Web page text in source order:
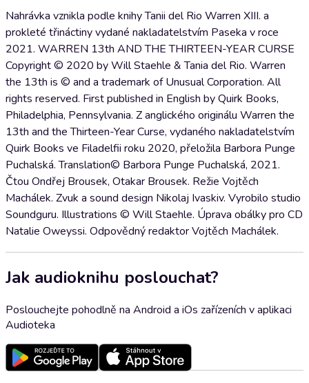
Nahrávka vznikla podle knihy Tanii del Rio Warren XIII. a
prokleté třináctiny vydané nakladatelstvím Paseka v roce
2021. WARREN 13th AND THE THIRTEEN-YEAR CURSE
Copyright © 2020 by Will Staehle & Tania del Rio. Warren
the 13th is © and a trademark of Unusual Corporation. All
rights reserved. First published in English by Quirk Books,
Philadelphia, Pennsylvania. Z anglického originálu Warren the
13th and the Thirteen-Year Curse, vydaného nakladatelstvím
Quirk Books ve Filadelfii roku 2020, přeložila Barbora Punge
Puchalská. Translation© Barbora Punge Puchalská, 2021.
Čtou Ondřej Brousek, Otakar Brousek. Režie Vojtěch
Machálek. Zvuk a sound design Nikolaj Ivaskiv. Vyrobilo studio
Soundguru. Illustrations © Will Staehle. Úprava obálky pro CD
Natalie Oweyssi. Odpovědný redaktor Vojtěch Machálek.
Jak audioknihu poslouchat?
Poslouchejte pohodlně na Android a iOs zařízeních v aplikaci
Audioteka